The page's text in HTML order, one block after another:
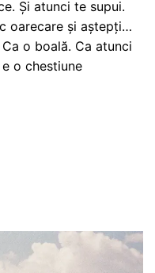
Și atunci te supui.
oarecare și aștepți…
o boală. Ca atunci
o chestiune